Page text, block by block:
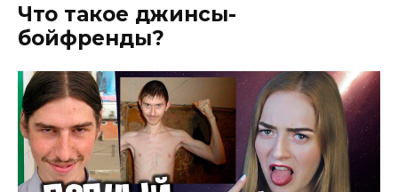
Что такое джинсы-
бойфренды?